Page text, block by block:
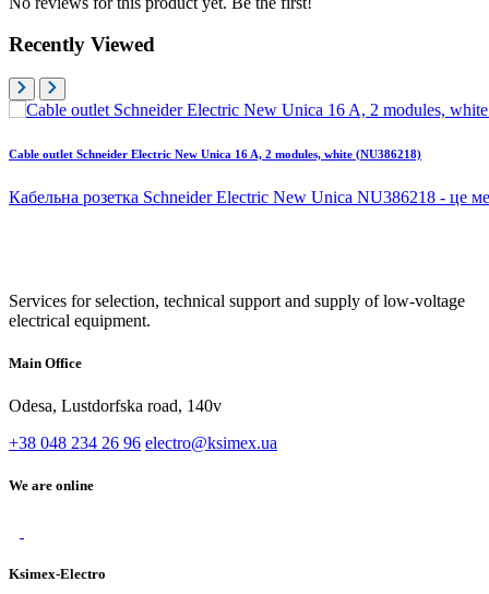
Recently Viewed
Cable outlet Schneider Electric New Unica 16 A, 2 modules, white (NU386218)
Кабельна розетка Schneider Electric New Unica NU386218 - це
Services for selection, technical support and supply of low-voltage
electrical equipment.
Main Office
Odesa, Lustdorfska road, 140v
+38 048 234 26 96 electro@ksimex.ua
We are online
Ksimex-Electro